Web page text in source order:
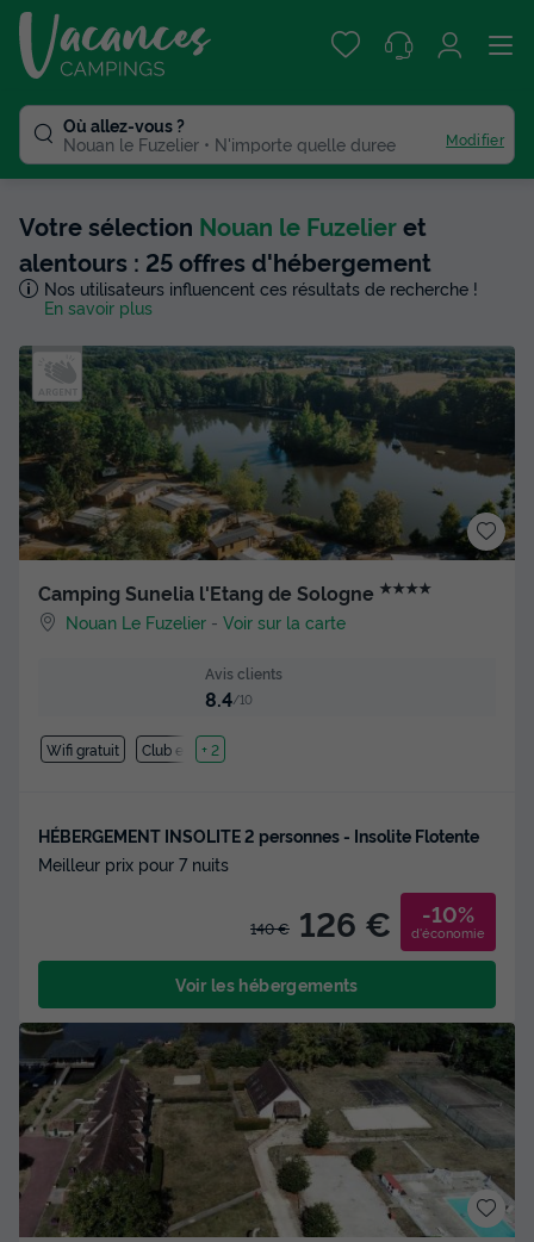
Où allez-vous ?
Nouan le Fuzelier
N'importe quelle duree Modifier
Votre sélection Nouan le Fuzelieret
alentours : 25 offres d'hébergement
Nos utilisateurs influencent ces résultats de recherche !
En savoir plus
Camping Sunelia l'Etang de Sologne ★★★★
Nouan Le Fuzelier -Voir sur la carte
Avis clients
8.4/10
Wifi gratuit Club enfant
+ 2
HÉBERGEMENT INSOLITE 2 personnes - Insolite Flotente
Meilleur prix pour 7 nuits
140 € 126 € -10%
d'économie
Voir les hébergements